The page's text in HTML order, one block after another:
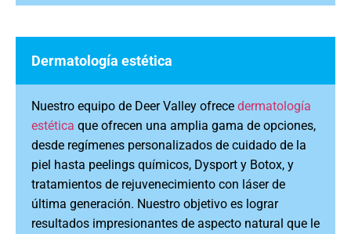
Dermatología estética
Nuestro equipo de Deer Valley ofrece dermatología
estética que ofrecen una amplia gama de opciones,
desde regímenes personalizados de cuidado de la
piel hasta peelings químicos, Dysport y Botox, y
tratamientos de rejuvenecimiento con láser de
última generación. Nuestro objetivo es lograr
resultados impresionantes de aspecto natural que le